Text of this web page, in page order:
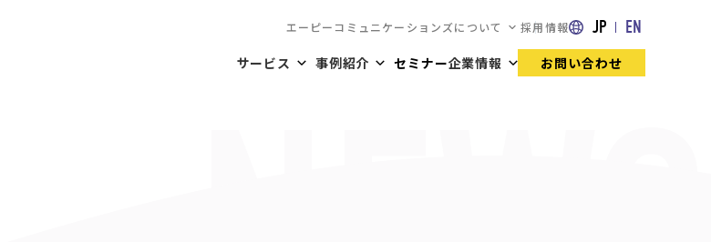
エーピーコミュニケーションズについて 採用情報 JP EN
サービス 事例紹介 セミナー企業情報 お問い合わせ